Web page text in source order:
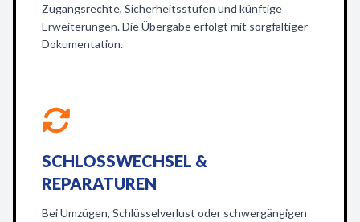
Zugangsrechte, Sicherheitsstufen und künftige
Erweiterungen. Die Übergabe erfolgt mit sorgfältiger
Dokumentation.
SCHLOSSWECHSEL &
REPARATUREN
Bei Umzügen, Schlüsselverlust oder schwergängigen